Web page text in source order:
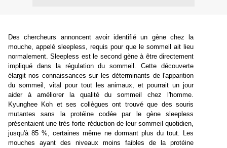
Des chercheurs annoncent avoir identifié un gène chez la
mouche, appelé sleepless, requis pour que le sommeil ait lieu
normalement. Sleepless est le second gène à être directement
impliqué dans la régulation du sommeil. Cette découverte
élargit nos connaissances sur les déterminants de l'apparition
du sommeil, vital pour tout les animaux, et pourrait un jour
aider à améliorer la qualité du sommeil chez l'homme.
Kyunghee Koh et ses collègues ont trouvé que des souris
mutantes sans la protéine codée par le gène sleepless
présentaient une très forte réduction de leur sommeil quotidien,
jusqu'à 85 %, certaines même ne dormant plus du tout. Les
mouches ayant des niveaux moins faibles de la protéine